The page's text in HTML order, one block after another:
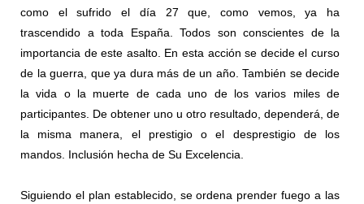
como el sufrido el día 27 que, como vemos, ya ha
trascendido a toda España. Todos son conscientes de la
importancia de este asalto. En esta acción se decide el curso
de la guerra, que ya dura más de un año. También se decide
la vida o la muerte de cada uno de los varios miles de
participantes. De obtener uno u otro resultado, dependerá, de
la misma manera, el prestigio o el desprestigio de los
mandos. Inclusión hecha de Su Excelencia.
Siguiendo el plan establecido, se ordena prender fuego a las